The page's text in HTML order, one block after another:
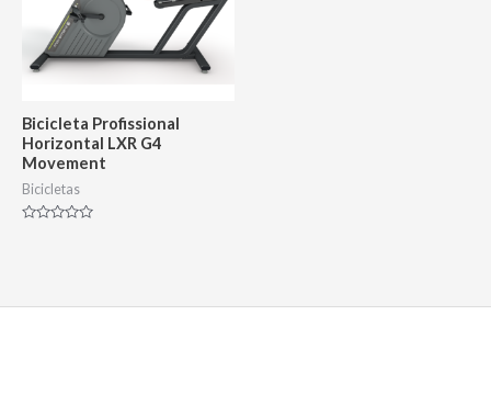
Bicicleta Profissional
Horizontal LXR G4
Movement
Bicicletas